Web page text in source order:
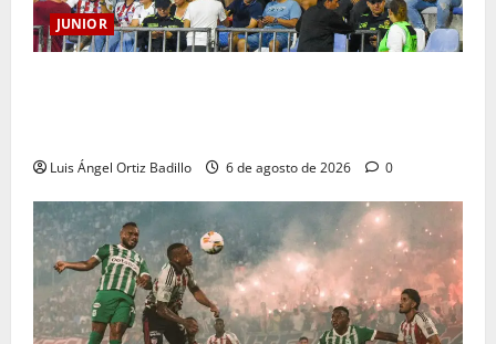
JUNIOR
Luis Ángel Ortiz Badillo 6 de agosto de 2026 0